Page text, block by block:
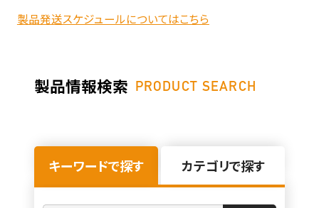
製品発送スケジュールについてはこちら
製品情報検索 PRODUCT SEARCH
キーワードで探す カテゴリで探す